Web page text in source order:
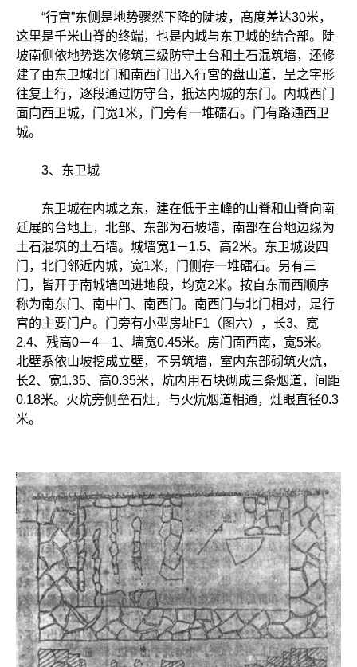
“行宫”东侧是地势骤然下降的陡坡，髙度差达30米，
这里是千米山脊的终端，也是内城与东卫城的结合部。陡
坡南侧依地势迭次修筑三级防守土台和土石混筑墙，还修
建了由东卫城北门和南西门出入行宮的盘山道，呈之字形
往复上行，逐段通过防守台，抵达内城的东门。内城西门
面向西卫城，门宽1米，门旁有一堆礌石。门有路通西卫
城。
3、东卫城
东卫城在内城之东，建在低于主峰的山脊和山脊向南
延展的台地上，北部、东部为石坡墙，南部在台地边缘为
土石混筑的土石墙。城墙宽1－1.5、高2米。东卫城设四
门，北门邻近内城，宽1米，门侧存一堆礌石。另有三
门，皆开于南城墙凹进地段，均宽2米。按自东而西顺序
称为南东门、南中门、南西门。南西门与北门相对，是行
宫的主要门户。门旁有小型房址F1（图六），长3、宽
2.4、残高0－4—1、墙宽0.45米。房门面西南，宽5米。
北壁系依山坡挖成立壁，不另筑墙，室内东部砌筑火炕，
长2、宽1.35、高0.35米，炕内用石块砌成三条烟道，间距
0.18米。火炕旁侧垒石灶，与火炕烟道相通，灶眼直径0.3
米。